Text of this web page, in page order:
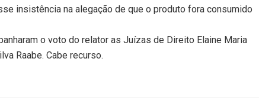
insistência na alegação de que o produto fora consumido
o voto do relator as Juízas de Direito Elaine Maria
Raabe. Cabe recurso.